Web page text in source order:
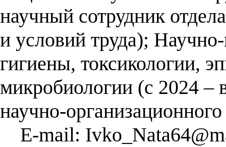
научный сотрудник
и условий труда);
гигиены, токсикологии,
микробиологии (с 2024 –
научно-
E-mail: